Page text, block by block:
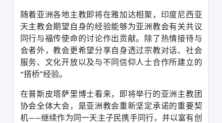
随着亚洲各地主教即将在雅加达相聚，印度尼西亚
天主教会期望自身的经验能够为亚洲教会有关共议
同行与福传使命的讨论作出贡献。除了热情接待与
会者外，教会更希望分享自身透过宗教对话、社会
服务、文化开放以及与不同信仰人士合作所建立的
“搭桥”经验。
在普斯皮塔萨里博士看来，即将举行的亚洲主教团
协会全体大会，是亚洲教会重新坚定承诺的重要契
机——继续作为同一天主子民携手同行，并以富有创